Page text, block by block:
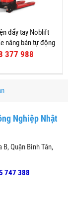
đẩy tay Noblift
nâng bán tự động
377 988
Nghiệp Nhật
Quận Bình Tân,
747 388